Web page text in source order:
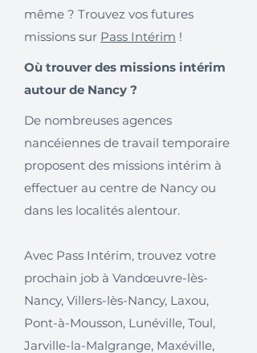
même ? Trouvez vos futures
missions sur Pass Intérim !
Où trouver des missions intérim
autour de Nancy ?
De nombreuses agences
nancéiennes de travail temporaire
proposent des missions intérim à
effectuer au centre de Nancy ou
dans les localités alentour.
Avec Pass Intérim, trouvez votre
prochain job à Vandœuvre-lès-
Nancy, Villers-lès-Nancy, Laxou,
Pont-à-Mousson, Lunéville, Toul,
Jarville-la-Malgrange, Maxéville,